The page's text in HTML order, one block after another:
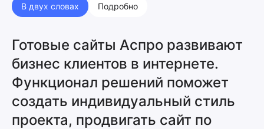
В двух словах Подробно
Готовые сайты Аспро развивают
бизнес клиентов в интернете.
Функционал решений поможет
создать индивидуальный стиль
проекта, продвигать сайт по